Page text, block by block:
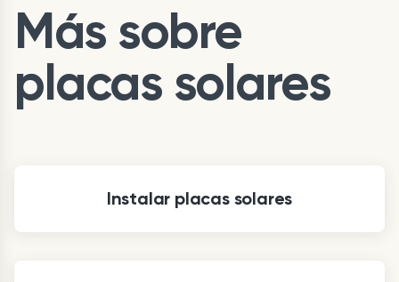
Más sobre
placas solares
Instalar placas solares